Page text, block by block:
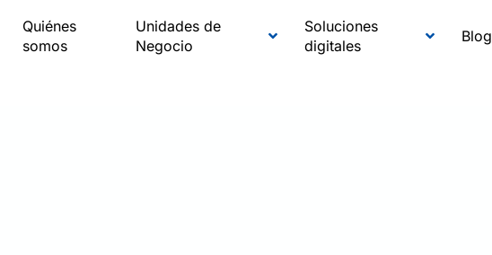
Quiénes
somos
Unidades de
Negocio
Soluciones
digitales
Blog